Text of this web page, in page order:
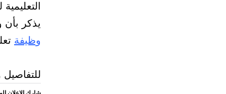
التعليمية
يذكر بأن
وظيفة
للتفاصيل